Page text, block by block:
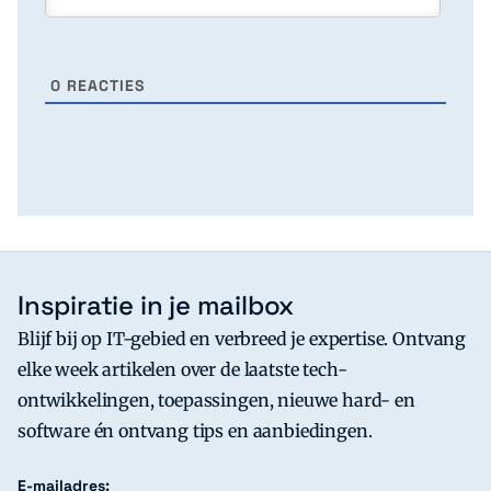
0 REACTIES
Inspiratie in je mailbox
Blijf bij op IT-gebied en verbreed je expertise. Ontvang
elke week artikelen over de laatste tech-
ontwikkelingen, toepassingen, nieuwe hard- en
software én ontvang tips en aanbiedingen.
E-mailadres: